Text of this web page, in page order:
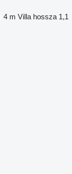
4 m Villa hossza 1,1